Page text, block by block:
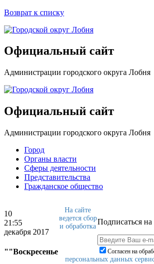
Возврат к списку
Официальный сайт
Администрации городского округа Лобня
Официальный сайт
Администрации городского округа Лобня
Город
Органы власти
Сферы деятельности
Представительства
Гражданское общество
10
21:55
декабря 2017
""Воскресенье
Подписаться на
Согласен на
На сайте
ведется сбор
и обработка
персональных данных